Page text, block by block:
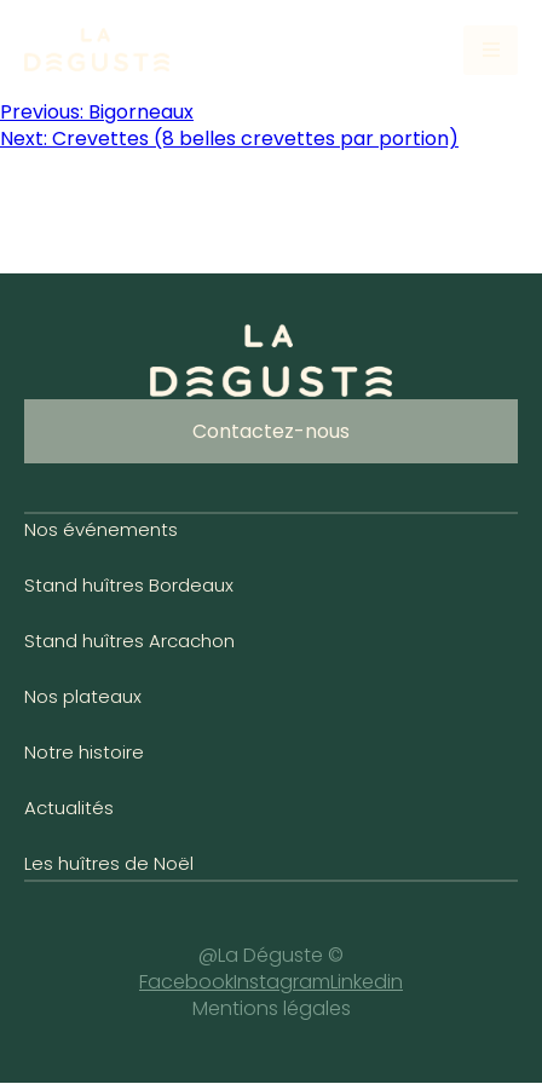
Previous: Bigorneaux
Next: Crevettes (8 belles crevettes par portion)
Contactez-nous
Nos événements
Stand huîtres Bordeaux
Stand huîtres Arcachon
Nos plateaux
Notre histoire
Actualités
Les huîtres de Noël
@La Déguste ©
FacebookInstagramLinkedin
Mentions légales